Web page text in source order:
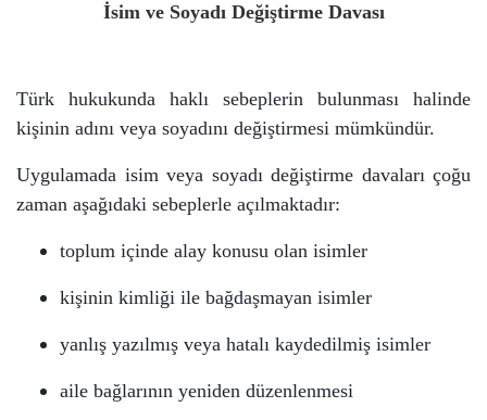
İsim ve Soyadı Değiştirme Davası
Türk hukukunda haklı sebeplerin bulunması halinde
kişinin adını veya soyadını değiştirmesi mümkündür.
Uygulamada isim veya soyadı değiştirme davaları çoğu
zaman aşağıdaki sebeplerle açılmaktadır:
toplum içinde alay konusu olan isimler
kişinin kimliği ile bağdaşmayan isimler
yanlış yazılmış veya hatalı kaydedilmiş isimler
aile bağlarının yeniden düzenlenmesi